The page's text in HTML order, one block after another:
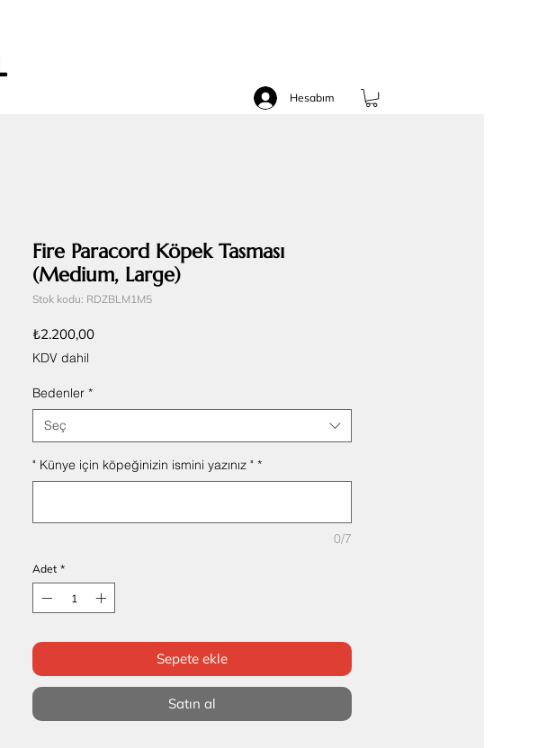
Hesabım
Fire Paracord Köpek Tasması
(Medium, Large)
Stok kodu: RDZBLM1M5
₺2.200,00Fiyat
KDV dahil
Bedenler *
Seç
" Künye için köpeğinizin ismini yazınız " *
0/7
Adet *
Sepete ekle
Satın al